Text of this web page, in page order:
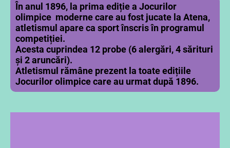
În anul 1896, la prima ediție a Jocurilor
olimpice moderne care au fost jucate la Atena,
atletismul apare ca sport înscris în programul
competiției.
Acesta cuprindea 12 probe (6 alergări, 4 sărituri
și 2 aruncări).
Atletismul rămâne prezent la toate edițiile
Jocurilor olimpice care au urmat după 1896.